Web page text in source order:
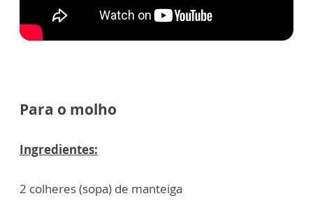
Para o molho
Ingredientes:
2 colheres (sopa) de manteiga